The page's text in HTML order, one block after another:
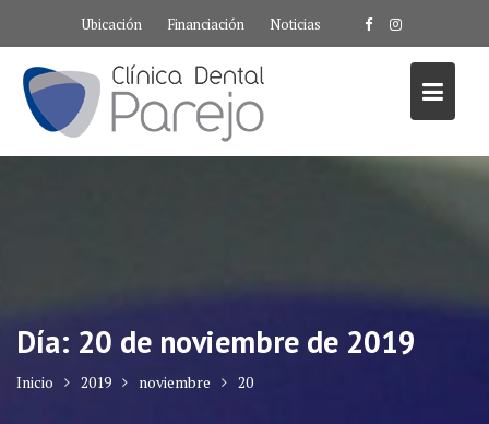
contenido
Ubicación Financiación Noticias
Día: 20 de noviembre de 2019
Inicio 2019 noviembre 20